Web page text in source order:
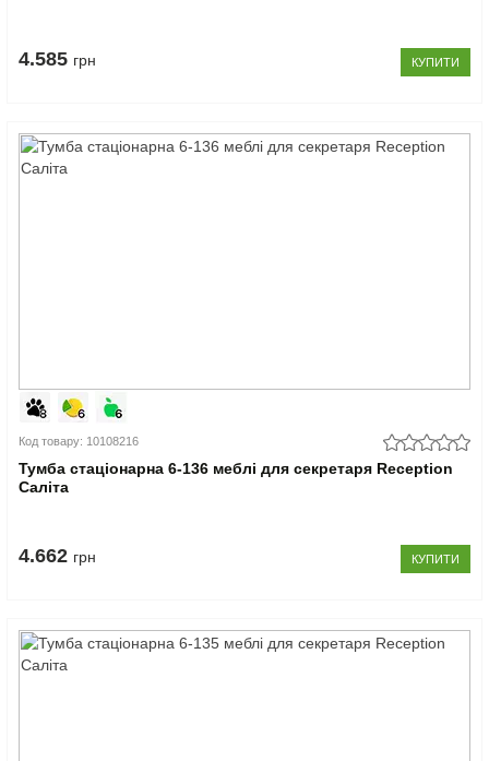
4.585 грн КУПИТИ
Код товару: 10108216
Тумба стаціонарна 6-136 меблі для секретаря Reception
Саліта
4.662 грн КУПИТИ